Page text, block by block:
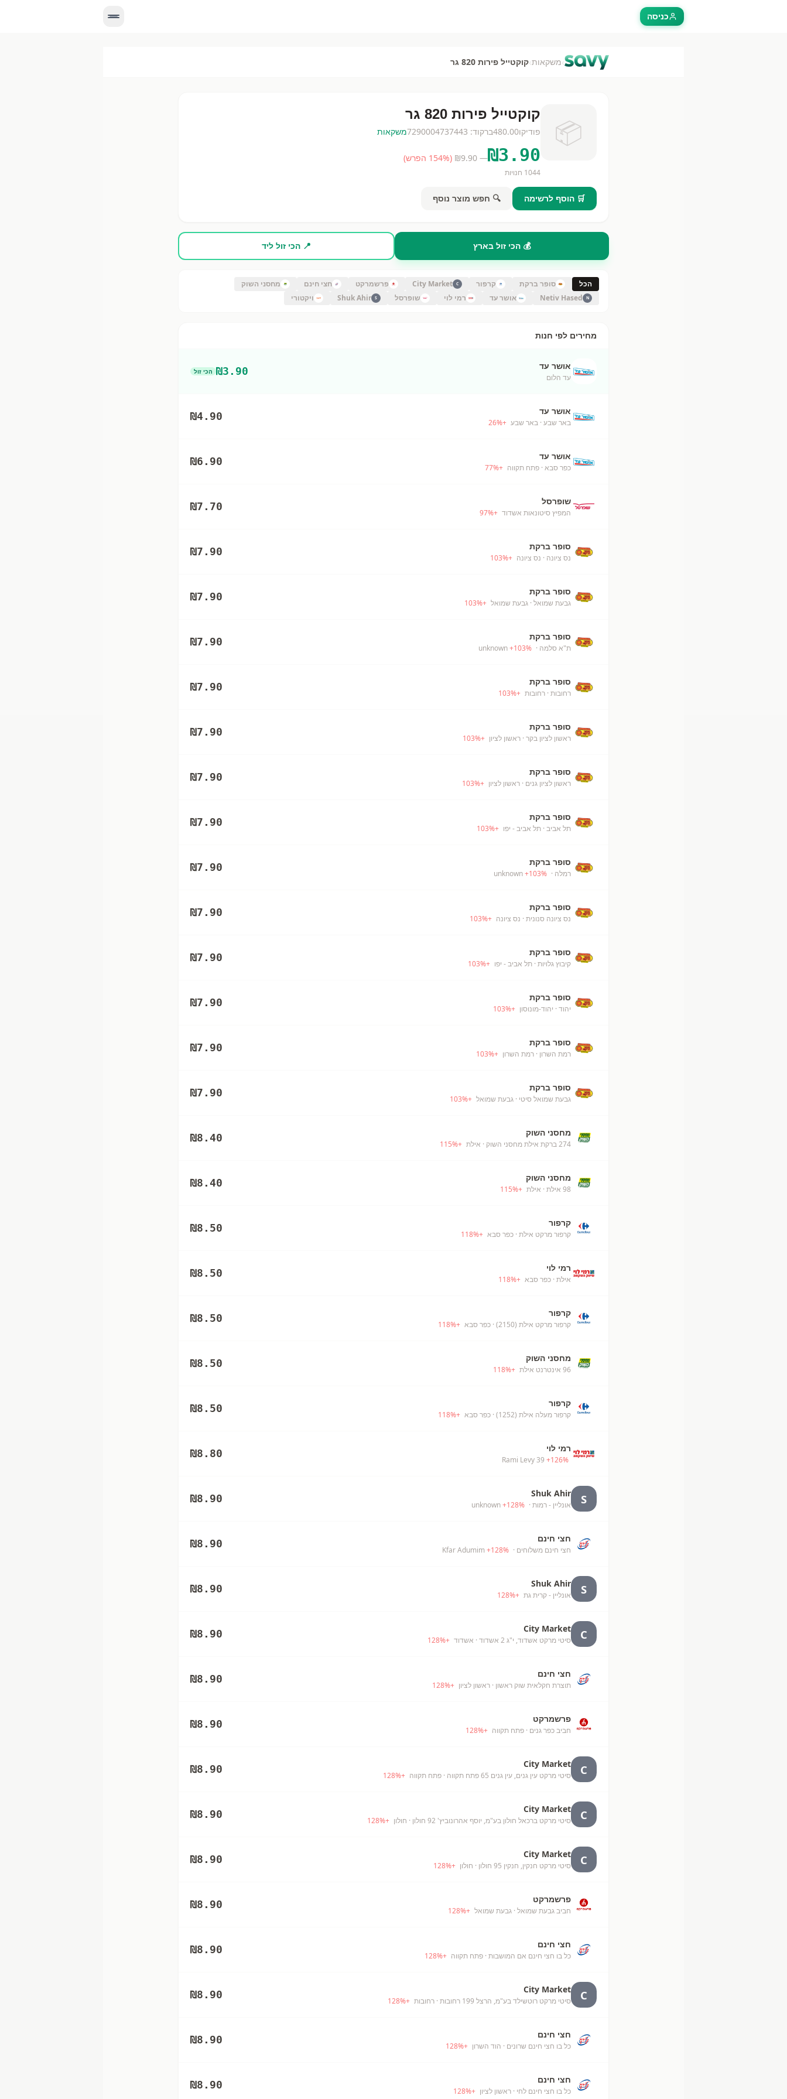
כניסה
›משקאות›קוקטייל פירות 820 גר
📦
קוקטייל פירות 820 גר
פודיקו480.00ברקוד: 7290004737443משקאות
₪3.90
— ₪
9.90
(
154% הפרש)
1044 חנויות
🛒 הוסף לרשימה 🔍 חפש מוצר נוסף
💰 הכי זול בארץ 📍 הכי זול ליד
הכל סופר ברקת קרפור C
City Market פרשמרקט חצי חינם מחסני השוק
N
Netiv Hased אושר עד רמי לוי שופרסל S
Shuk Ahir ויקטורי
מחירים לפי חנות
אושר עד
עד הלום
₪3.90 הכי זול
אושר עד
באר שבע · באר שבע +
26%
₪4.90
אושר עד
כפר סבא · פתח תקווה +
77%
₪6.90
שופרסל
המפיץ סיטונאות אשדוד +
97%
₪7.70
סופר ברקת
נס ציונה · נס ציונה +
103%
₪7.90
סופר ברקת
גבעת שמואל · גבעת שמואל +
103%
₪7.90
סופר ברקת
ת"א סלמה · unknown
+103%
₪7.90
סופר ברקת
רחובות · רחובות +
103%
₪7.90
סופר ברקת
ראשון לציון בקר · ראשון לציון +
103%
₪7.90
סופר ברקת
ראשון לציון גנים · ראשון לציון +
103%
₪7.90
סופר ברקת
תל אביב · תל אביב - יפו +
103%
₪7.90
סופר ברקת
רמלה · unknown
+103%
₪7.90
סופר ברקת
נס ציונה סנונית · נס ציונה +
103%
₪7.90
סופר ברקת
קיבוץ גלויות · תל אביב - יפו +
103%
₪7.90
סופר ברקת
יהוד · יהוד-מונוסון +
103%
₪7.90
סופר ברקת
רמת השרון · רמת השרון +
103%
₪7.90
סופר ברקת
גבעת שמואל סיטי · גבעת שמואל +
103%
₪7.90
מחסני השוק
274 ברקת אילת מחסני השוק · אילת +
115%
₪8.40
מחסני השוק
98 אילת · אילת +
115%
₪8.40
קרפור
קרפור מרקט אילת · כפר סבא +
118%
₪8.50
רמי לוי
אילת · כפר סבא +
118%
₪8.50
קרפור
קרפור מרקט אילת (2150) · כפר סבא +
118%
₪8.50
מחסני השוק
96 אינטרנט אילת +
118%
₪8.50
קרפור
קרפור מעלה אילת (1252) · כפר סבא +
118%
₪8.50
רמי לוי
Rami Levy 39 +126%
₪8.80
S
Shuk Ahir
אונליין - רמות · unknown
+128%
₪8.90
חצי חינם
חצי חינם משלוחים · Kfar Adumim
+128%
₪8.90
S
Shuk Ahir
אונליין - קרית גת +
128%
₪8.90
C
City Market
סיטי מרקט אשדוד, י"ג 2 אשדוד · אשדוד +
128%
₪8.90
חצי חינם
תוצרת חקלאית שוק ראשון · ראשון לציון +
128%
₪8.90
פרשמרקט
חביב כפר גנים · פתח תקווה +
128%
₪8.90
C
City Market
סיטי מרקט עין גנים, עין גנים 65 פתח תקווה · פתח תקווה +
128%
₪8.90
C
City Market
סיטי מרקט ברכאל חולון בע"מ, יוסף אהרונוביץ' 92 חולון · חולון +
128%
₪8.90
C
City Market
סיטי מרקט חנקין, חנקין 95 חולון · חולון +
128%
₪8.90
פרשמרקט
חביב גבעת שמואל · גבעת שמואל +
128%
₪8.90
חצי חינם
כל בו חצי חינם אם המושבות · פתח תקווה +
128%
₪8.90
C
City Market
סיטי מרקט רוטשילד בע"מ, הרצל 199 רחובות · רחובות +
128%
₪8.90
חצי חינם
כל בו חצי חינם שרונים · הוד השרון +
128%
₪8.90
חצי חינם
כל בו חצי חינם לחי · ראשון לציון +
128%
₪8.90